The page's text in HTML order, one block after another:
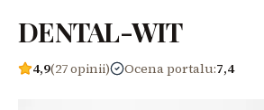
DENTAL-WIT
4,9(27 opinii) Ocena portalu:7,4